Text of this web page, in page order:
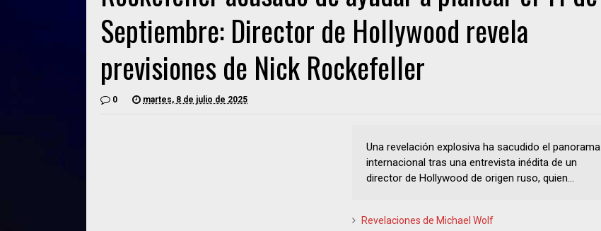
Septiembre: Director de Hollywood revela
previsiones de Nick Rockefeller
0 martes, 8 de julio de 2025
Una revelación explosiva ha sacudido el panorama
internacional tras una entrevista inédita de un
director de Hollywood de origen ruso, quien...
Revelaciones de Michael Wolf